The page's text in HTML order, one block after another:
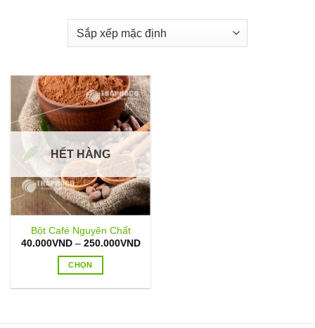
HẾT HÀNG
Bột Café Nguyên Chất
40.000VND – 250.000VNDKhoảng
250.000VND
CHỌN